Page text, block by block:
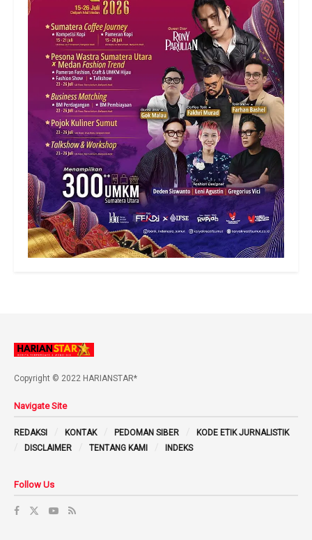
Copyright © 2022 HARIANSTAR*
Navigate Site
REDAKSI KONTAK PEDOMAN SIBER
KODE ETIK JURNALISTIK
DISCLAIMER
TENTANG KAMI INDEKS
Follow Us